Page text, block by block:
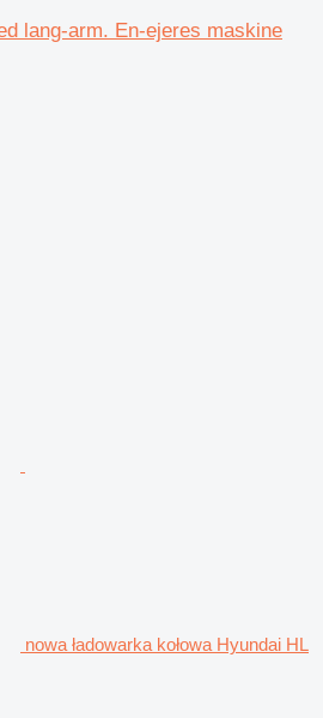
lang-arm. En-ejeres maskine
nowa ładowarka kołowa Hyundai HL